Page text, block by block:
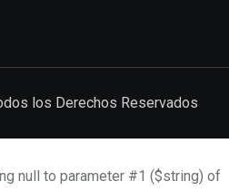
los Derechos Reservados
null to parameter #1 ($string) of